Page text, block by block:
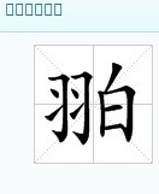
𦐚字基本信息